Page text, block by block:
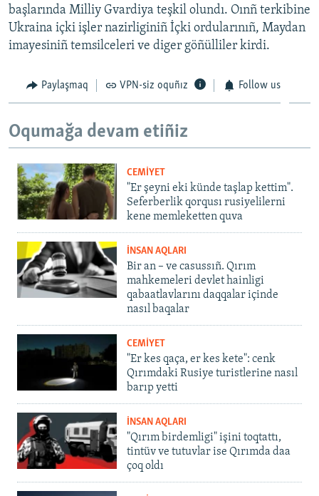
RFE/RS bütün saytları
başlarında Milliy Gvardiya teşkil olundı. Oınñ terkibine
Ukraina içki işler nazirliginiñ İçki ordularınıñ, Maydan
imayesiniñ temsilceleri ve diger göñülliler kirdi.
Paylaşmaq VPN-siz oquñız Follow us
Oqumağa devam etiñiz
CEMİYET
"Er şeyni eki künde taşlap kettim".
Seferberlik qorqusı rusiyelilerni
kene memleketten quva
İNSAN AQLARI
Bir an – ve casussıñ. Qırım
mahkemeleri devlet hainligi
qabaatlavlarını daqqalar içinde
nasıl baqalar
CEMİYET
"Er kes qaça, er kes kete": cenk
Qırımdaki Rusiye turistlerine nasıl
barıp yetti
İNSAN AQLARI
"Qırım birdemligi" işini toqtattı,
tintüv ve tutuvlar ise Qırımda daa
çoq oldı